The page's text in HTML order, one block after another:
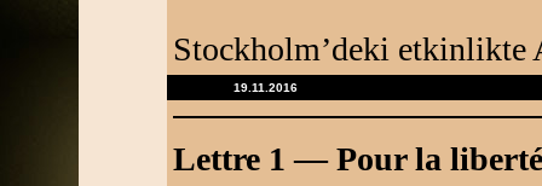
Stockholm’deki etkinlikte
19.11.2016
Lettre 1 — Pour la